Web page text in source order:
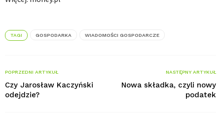
TAGI GOSPODARKA WIADOMOŚCI GOSPODARCZE
POPRZEDNI ARTYKUŁ
Czy Jarosław Kaczyński
odejdzie?
NASTĘPNY ARTYKUŁ
Nowa składka, czyli nowy
podatek